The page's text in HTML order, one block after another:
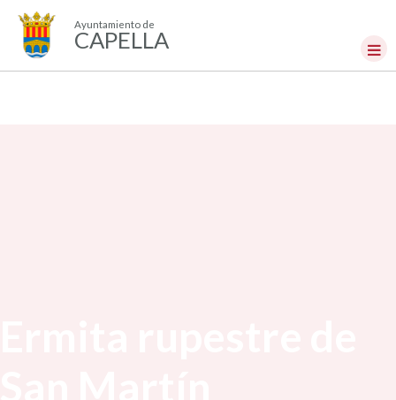
Ayuntamiento de
CAPELLA